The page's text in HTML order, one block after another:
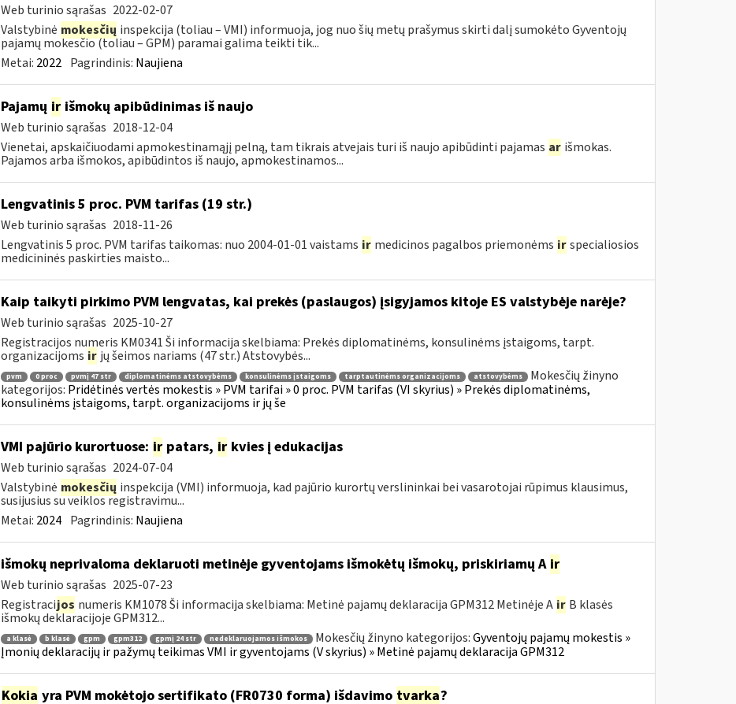
Web turinio sąrašas 2022-02-07
Valstybinė mokesčių inspekcija (toliau – VMI) informuoja, jog nuo šių metų prašymus skirti dalį sumokėto Gyventojų
pajamų mokesčio (toliau – GPM) paramai galima teikti tik...
Metai: 2022 Pagrindinis: Naujiena
Pajamų irišmokų apibūdinimas iš naujo
Web turinio sąrašas 2018-12-04
Vienetai, apskaičiuodami apmokestinamąjį pelną, tam tikrais atvejais turi iš naujo apibūdinti pajamas ar išmokas.
Pajamos arba išmokos, apibūdintos iš naujo, apmokestinamos...
Lengvatinis 5 proc. PVM tarifas (19 str.)
Web turinio sąrašas 2018-11-26
Lengvatinis 5 proc. PVM tarifas taikomas: nuo 2004-01-01 vaistams ir medicinos pagalbos priemonėms ir specialiosios
medicininės paskirties maisto...
Kaip taikyti pirkimo PVM lengvatas, kai prekės (paslaugos) įsigyjamos kitoje ES valstybėje narėje?
Web turinio sąrašas 2025-10-27
Registracijos numeris KM0341 Ši informacija skelbiama: Prekės diplomatinėms, konsulinėms įstaigoms, tarpt.
organizacijoms ir jų šeimos nariams (47 str.) Atstovybės...
pvm 0 proc pvmį 47 str diplomatinėms atstovybėms konsulinėms įstaigoms tarptautinėms organizacijoms atstovybėms
Mokesčių žinyno
kategorijos: Pridėtinės vertės mokestis » PVM tarifai » 0 proc. PVM tarifas (VI skyrius) » Prekės diplomatinėms,
konsulinėms įstaigoms, tarpt. organizacijoms ir jų še
VMI pajūrio kurortuose: irpatars, irkvies į edukacijas
Web turinio sąrašas 2024-07-04
Valstybinė mokesčių inspekcija (VMI) informuoja, kad pajūrio kurortų verslininkai bei vasarotojai rūpimus klausimus,
susijusius su veiklos registravimu...
Metai: 2024 Pagrindinis: Naujiena
išmokų neprivaloma deklaruoti metinėje gyventojams išmokėtų išmokų, priskiriamų A ir
Web turinio sąrašas 2025-07-23
Registracijos numeris KM1078 Ši informacija skelbiama: Metinė pajamų deklaracija GPM312 Metinėje A ir B klasės
išmokų deklaracijoje GPM312...
a klasė b klasė gpm gpm312 gpmį 24 str nedeklaruojamos išmokos Mokesčių žinyno kategorijos:Gyventojų pajamų mokestis »
Įmonių deklaracijų ir pažymų teikimas VMI ir gyventojams (V skyrius) » Metinė pajamų deklaracija GPM312
Kokia yra PVM mokėtojo sertifikato (FR0730 forma) išdavimo tvarka?